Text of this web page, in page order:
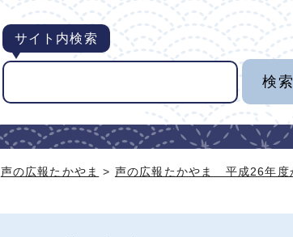
サイト内検索
声の広報たかやま > 声の広報たかやま 平成26年度